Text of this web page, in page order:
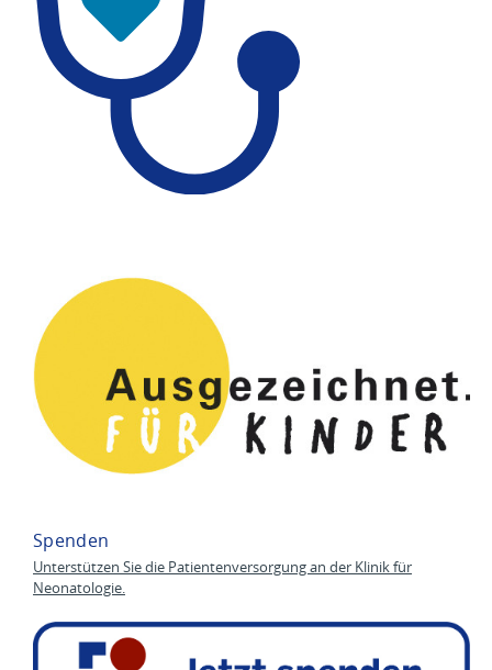
Spenden
Unterstützen Sie die Patientenversorgung an der Klinik für
Neonatologie.